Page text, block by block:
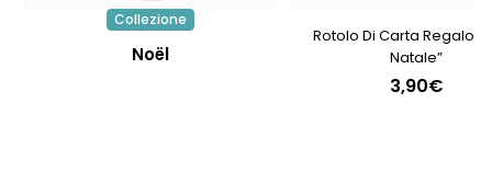
Collezione
Noël
Rotolo Di Carta Regalo
Natale”
3,90€